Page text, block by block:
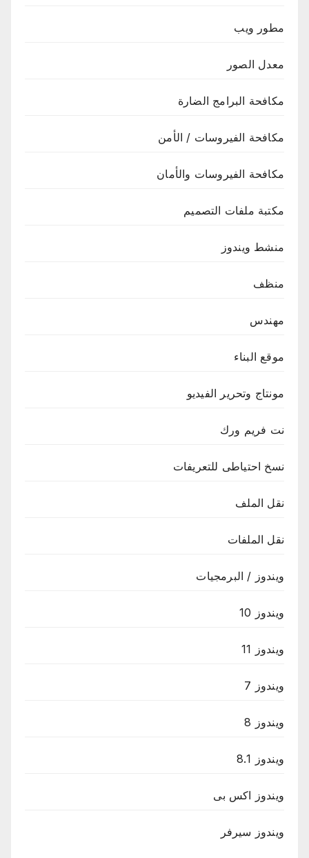
مطور ويب
معدل الصور
مكافحة البرامج الضارة
مكافحة الفيروسات / الأمن
مكافحة الفيروسات والأمان
مكتبة ملفات التصميم
منشط ويندوز
منظف
مهندس
موقع البناء
مونتاج وتحرير الفيديو
نت فريم ورك
نسخ احتياطى للتعريفات
نقل الملف
نقل الملفات
ويندوز / البرمجيات
ويندوز 10
ويندوز 11
ويندوز 7
ويندوز 8
ويندوز 8.1
ويندوز اكس بى
ويندوز سيرفر